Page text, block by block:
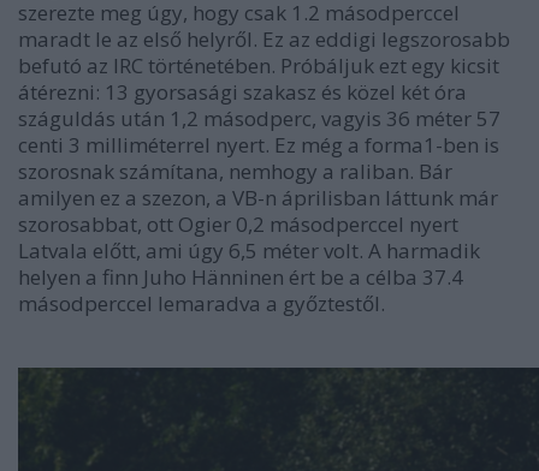
szerezte meg úgy, hogy csak 1.2 másodperccel
maradt le az első helyről. Ez az eddigi legszorosabb
befutó az IRC történetében. Próbáljuk ezt egy kicsit
átérezni: 13 gyorsasági szakasz és közel két óra
száguldás után 1,2 másodperc, vagyis 36 méter 57
centi 3 milliméterrel nyert. Ez még a forma1-ben is
szorosnak számítana, nemhogy a raliban. Bár
amilyen ez a szezon, a VB-n áprilisban láttunk már
szorosabbat, ott Ogier 0,2 másodperccel nyert
Latvala előtt, ami úgy 6,5 méter volt. A harmadik
helyen a finn Juho Hänninen ért be a célba 37.4
másodperccel lemaradva a győztestől.